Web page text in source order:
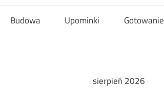
Budowa Upominki Gotowanie
sierpień 2026